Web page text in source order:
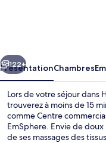
Suivant
122+
PrésentationChambres
Lors de votre séjour dans
trouverez à moins de 15
comme Centre
EmSphere. Envie de
de ses massages des